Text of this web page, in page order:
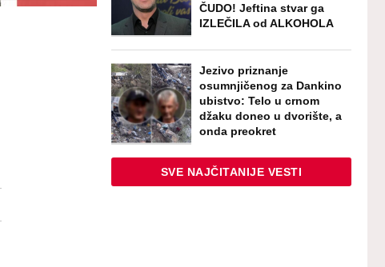
ČUDO! Jeftina stvar ga
IZLEČILA od ALKOHOLA
Jezivo priznanje
osumnjičenog za Dankino
ubistvo: Telo u crnom
džaku doneo u dvorište, a
onda preokret
SVE NAJČITANIJE VESTI